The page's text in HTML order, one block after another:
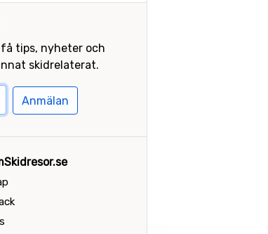
tips, nyheter och
skidrelaterat.
Anmälan